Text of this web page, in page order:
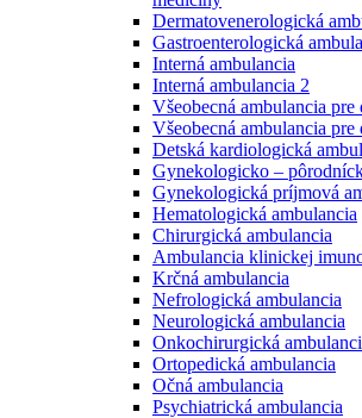
Dermatovenerologická
Gastroenterologická
Interná ambulancia
Interná ambulancia 2
Všeobecná ambulancia pre
Všeobecná ambulancia pre
Detská kardiologická
Gynekologicko –
Gynekologická príjmová
Hematologická ambulancia
Chirurgická ambulancia
Ambulancia klinickej
Krčná ambulancia
Nefrologická ambulancia
Neurologická ambulancia
Onkochirurgická
Ortopedická ambulancia
Očná ambulancia
Psychiatrická ambulancia